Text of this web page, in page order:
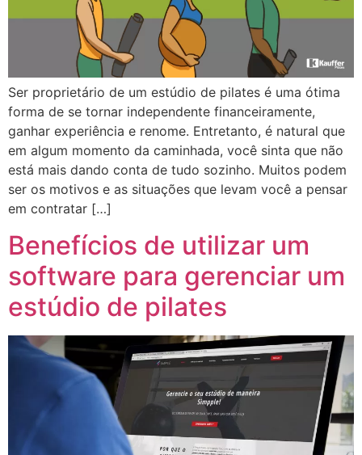
Ser proprietário de um estúdio de pilates é uma ótima
forma de se tornar independente financeiramente,
ganhar experiência e renome. Entretanto, é natural que
em algum momento da caminhada, você sinta que não
está mais dando conta de tudo sozinho. Muitos podem
ser os motivos e as situações que levam você a pensar
em contratar […]
Benefícios de utilizar um
software para gerenciar um
estúdio de pilates